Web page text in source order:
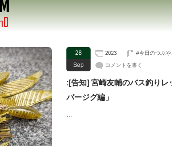
28
Sep
2023 #今日のつぶや
コメントを書く
:[告知] 宮崎友輔のバス釣りレ
バージグ編」
…